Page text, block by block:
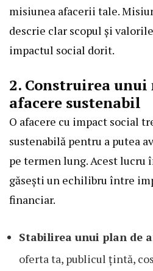
misiunea afacerii tale.
descrie clar scopul și
impactul social dorit.
2. Construirea unui
afacere sustenabil
O afacere cu impact social
sustenabilă pentru a putea
pe termen lung. Acest lucru
găsești un echilibru între
financiar.
Stabilirea unui plan de
oferta ta, publicul țintă,